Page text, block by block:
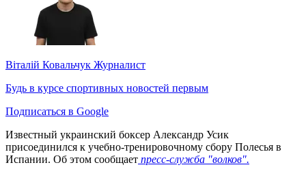
Віталій Ковальчук Журналист
Будь в курсе спортивных новостей первым
Подписаться в Google
Известный украинский боксер Александр Усик
присоединился к учебно-тренировочному сбору Полесья в
Испании. Об этом сообщает пресс-служба "волков".